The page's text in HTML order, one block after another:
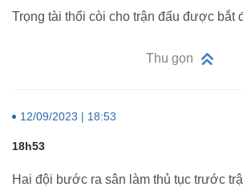
Trọng tài thổi còi cho trận đấu được bắt
Thu gọn
12/09/2023 | 18:53
18h53
Hai đội bước ra sân làm thủ tục trước